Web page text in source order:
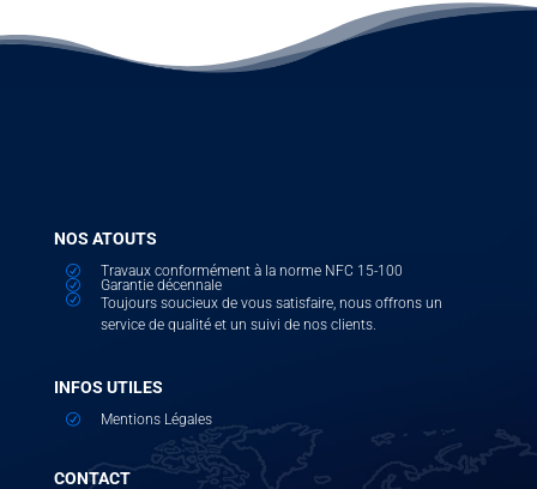
NOS ATOUTS
R Travaux conformément à la norme NFC 15-100
R Garantie décennale
R
Toujours soucieux de vous satisfaire, nous offrons un
service de qualité et un suivi de nos clients.
INFOS UTILES
R Mentions Légales
CONTACT